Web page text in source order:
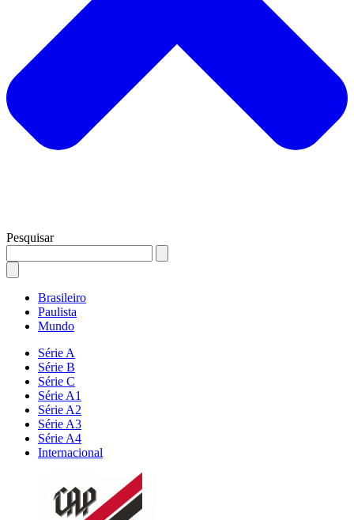
Pesquisar
Brasileiro
Paulista
Mundo
Série A
Série B
Série C
Série A1
Série A2
Série A3
Série A4
Internacional